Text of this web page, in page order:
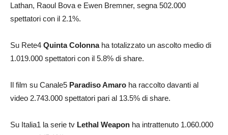
Lathan, Raoul Bova e Ewen Bremner, segna 502.000
spettatori con il 2.1%.
Su Rete4 Quinta Colonnaha totalizzato un ascolto medio di
1.019.000 spettatori con il 5.8% di share.
Il film su Canale5 Paradiso Amaro ha raccolto davanti al
video 2.743.000 spettatori pari al 13.5% di share.
Su Italia1 la serie tv Lethal Weapon ha intrattenuto 1.060.000